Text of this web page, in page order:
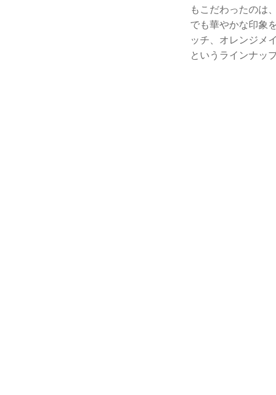
もこだわったのは
でも華やかな印象
ッチ、オレンジメ
というラインナッ